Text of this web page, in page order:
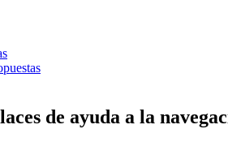
de ayuda a la